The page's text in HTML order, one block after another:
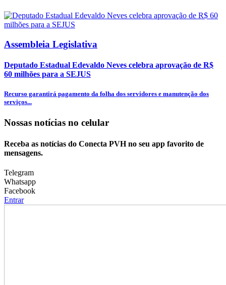
Assembleia Legislativa
Deputado Estadual Edevaldo Neves celebra aprovação de R$
60 milhões para a SEJUS
Recurso garantirá pagamento da folha dos servidores e manutenção dos
serviços...
Nossas notícias no celular
Receba as notícias do Conecta PVH no seu app favorito de
mensagens.
Telegram
Whatsapp
Facebook
Entrar